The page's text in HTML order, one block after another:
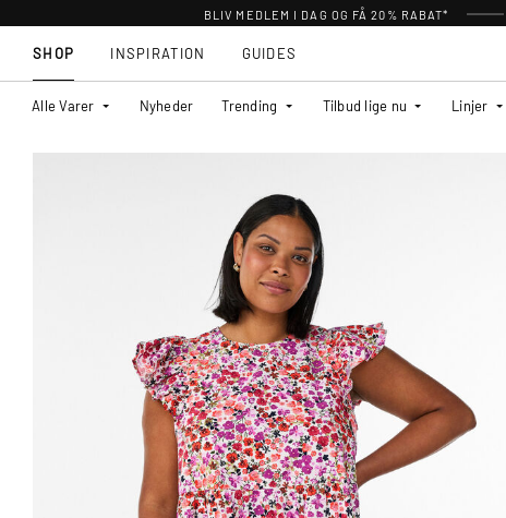
BLIV MEDLEM I DAG OG FÅ 20% RABAT*
SHOP
Alle Varer Nyheder Trending Tilbud lige nu Linjer
INSPIRATION GUIDES